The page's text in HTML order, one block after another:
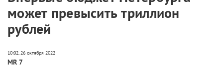
может превысить триллион
рублей
MR 7